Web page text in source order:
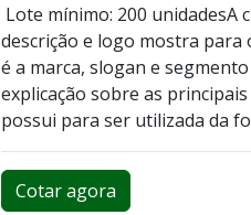
Lote mínimo: 200 unidadesA
descrição e logo mostra
é a marca, slogan e
explicação sobre as
possui para ser utilizada da
Cotar agora